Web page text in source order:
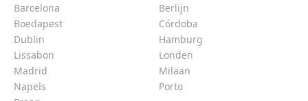
Barcelona
Berlijn
Boedapest
Córdoba
Dublin
Hamburg
Lissabon
Londen
Madrid
Milaan
Napels
Porto